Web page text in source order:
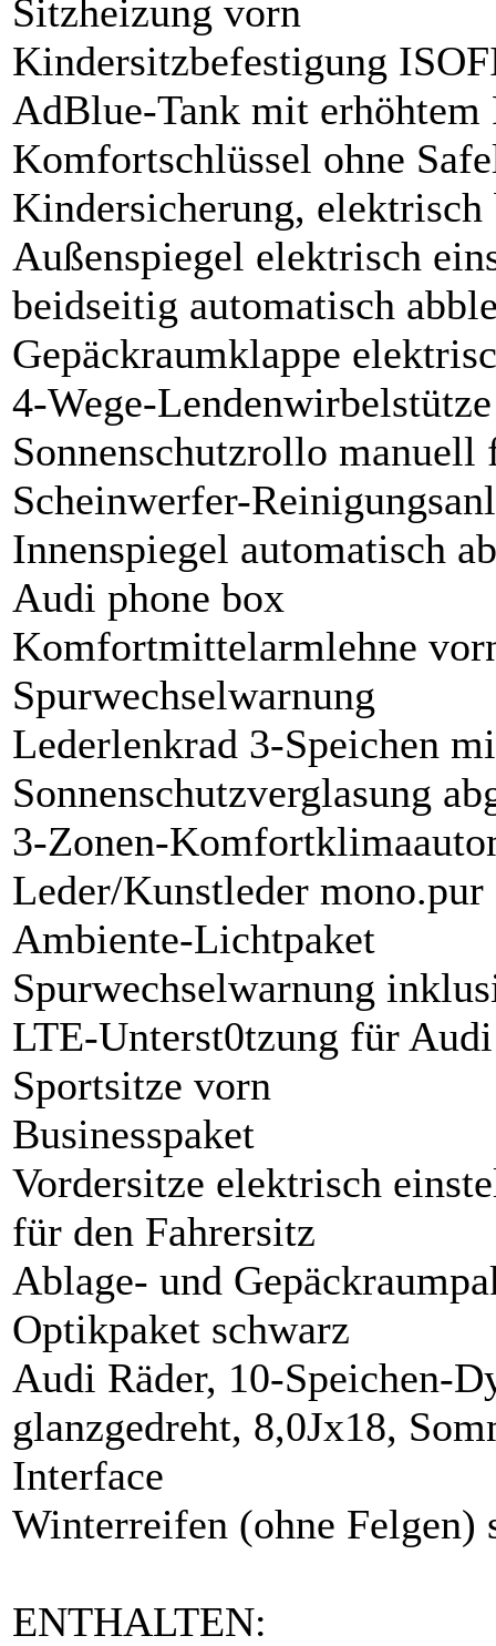
Sitzheizung vorn
Kindersitzbefestigung
AdBlue-Tank mit
Komfortschlüssel ohne
Kindersicherung, elektrisch
Außenspiegel elektrisch
beidseitig automatisch
Gepäckraumklappe
4-Wege-
Sonnenschutzrollo
Scheinwerfer-
Innenspiegel automatisch
Audi phone box
Komfortmittelarmlehne
Spurwechselwarnung
Lederlenkrad 3-Speichen
Sonnenschutzverglasung
3-Zonen-
Leder/Kunstleder
Ambiente-Lichtpaket
Spurwechselwarnung
LTE-Unterst0tzung für
Sportsitze vorn
Businesspaket
Vordersitze elektrisch
für den Fahrersitz
Ablage- und
Optikpaket schwarz
Audi Räder, 10-Speichen-
glanzgedreht, 8,0Jx18,
Interface
Winterreifen (ohne Felgen)
ENTHALTEN: